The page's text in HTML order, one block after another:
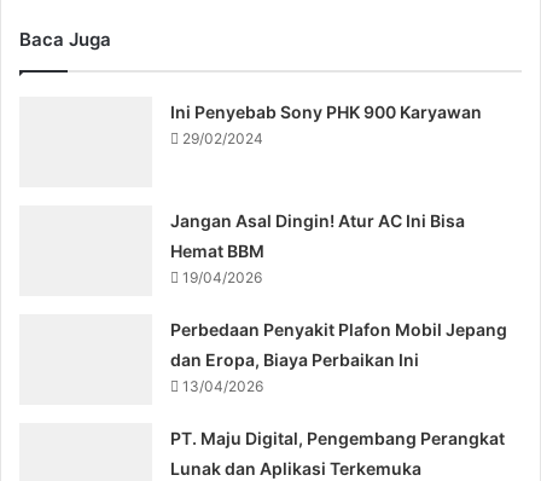
Baca Juga
Ini Penyebab Sony PHK 900 Karyawan
29/02/2024
Jangan Asal Dingin! Atur AC Ini Bisa
Hemat BBM
19/04/2026
Perbedaan Penyakit Plafon Mobil Jepang
dan Eropa, Biaya Perbaikan Ini
13/04/2026
PT. Maju Digital, Pengembang Perangkat
Lunak dan Aplikasi Terkemuka